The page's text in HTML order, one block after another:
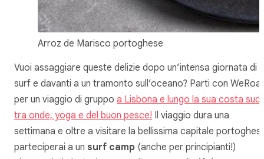
Arroz de Marisco portoghese
Vuoi assaggiare queste delizie dopo un’intensa giornata di
surf e davanti a un tramonto sull’oceano? Parti con
per un viaggio di gruppo a Lisbona e lungo la sua costa sud:
tra onde, yoga e del buon pesce! Il viaggio dura una
settimana e oltre a visitare la bellissima capitale
parteciperai a un surf camp (anche per principianti!)